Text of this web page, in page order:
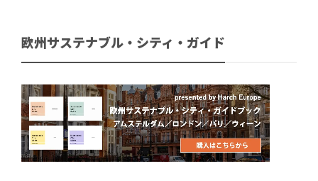
欧州サステナブル・シティ・ガイド